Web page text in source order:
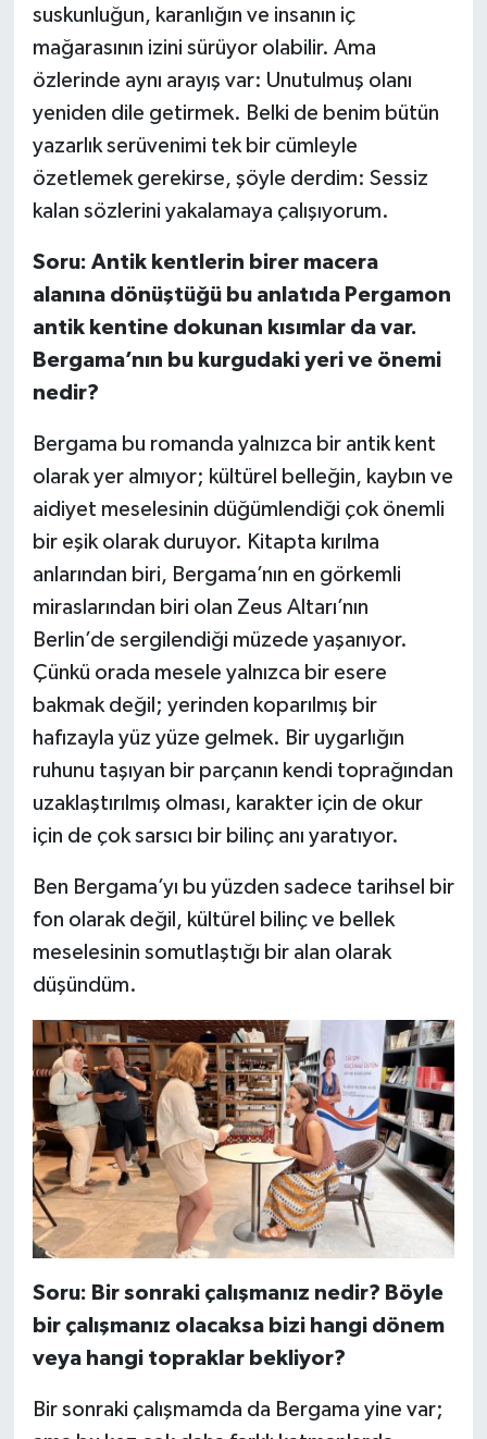
suskunluğun, karanlığın ve insanın iç
mağarasının izini sürüyor olabilir. Ama
özlerinde aynı arayış var: Unutulmuş olanı
yeniden dile getirmek. Belki de benim bütün
yazarlık serüvenimi tek bir cümleyle
özetlemek gerekirse, şöyle derdim: Sessiz
kalan sözlerini yakalamaya çalışıyorum.
Soru: Antik kentlerin birer macera
alanına dönüştüğü bu anlatıda Pergamon
antik kentine dokunan kısımlar da var.
Bergama’nın bu kurgudaki yeri ve önemi
nedir?
Bergama bu romanda yalnızca bir antik kent
olarak yer almıyor; kültürel belleğin, kaybın ve
aidiyet meselesinin düğümlendiği çok önemli
bir eşik olarak duruyor. Kitapta kırılma
anlarından biri, Bergama’nın en görkemli
miraslarından biri olan Zeus Altarı’nın
Berlin’de sergilendiği müzede yaşanıyor.
Çünkü orada mesele yalnızca bir esere
bakmak değil; yerinden koparılmış bir
hafızayla yüz yüze gelmek. Bir uygarlığın
ruhunu taşıyan bir parçanın kendi toprağından
uzaklaştırılmış olması, karakter için de okur
için de çok sarsıcı bir bilinç anı yaratıyor.
Ben Bergama’yı bu yüzden sadece tarihsel bir
fon olarak değil, kültürel bilinç ve bellek
meselesinin somutlaştığı bir alan olarak
düşündüm.
Soru: Bir sonraki çalışmanız nedir? Böyle
bir çalışmanız olacaksa bizi hangi dönem
veya hangi topraklar bekliyor?
Bir sonraki çalışmamda da Bergama yine var;